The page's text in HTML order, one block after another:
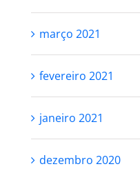
março 2021
fevereiro 2021
janeiro 2021
dezembro 2020